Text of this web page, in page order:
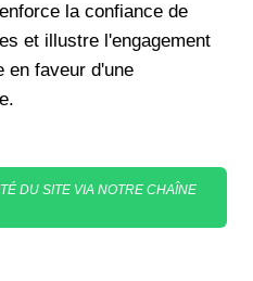
la confiance de
et illustre l'engagement
en faveur d'une
DU SITE VIA NOTRE CHAÎNE